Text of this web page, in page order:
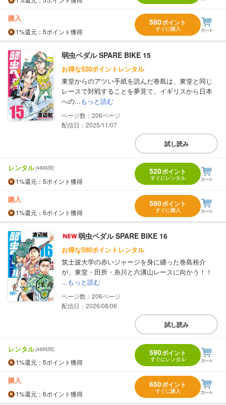
購入
1%還元 ：5ポイント獲得
580ポイント
すぐに購入
弱虫ペダル SPARE BIKE 15
お得な520ポイントレンタル
東堂からのアツい手紙を読んだ巻島は、東堂と同じ
レースで対戦することを夢見て、イギリスから日本
への...もっと読む
206
配信日：2025/11/07
試し読み
レンタル(48時間)
1%還元 ：5ポイント獲得
520ポイント
すぐにレンタル
購入
1%還元 ：5ポイント獲得
580ポイント
すぐに購入
弱虫ペダル SPARE BIKE 16
お得な590ポイントレンタル
筑士波大学の赤いジャージを身に纏った巻島裕介
が、東堂・田所・糸川と六溝山レースに向かう！！
...もっと読む
206
配信日：2026/08/06
試し読み
レンタル(48時間)
1%還元 ：5ポイント獲得
590ポイント
すぐにレンタル
購入
1%還元 ：6ポイント獲得
650ポイント
すぐに購入